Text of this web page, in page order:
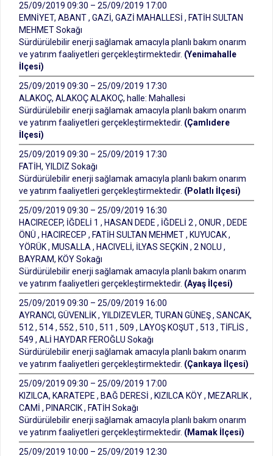
25/09/2019 09:30 – 25/09/2019 17:00
EMNİYET, ABANT , GAZİ, GAZİ MAHALLESİ , FATİH SULTAN
MEHMET Sokağı
Sürdürülebilir enerji sağlamak amacıyla planlı bakım onarım
ve yatırım faaliyetleri gerçekleştirmektedir. (Yenimahalle
İlçesi)
25/09/2019 09:30 – 25/09/2019 17:30
ALAKOÇ, ALAKOÇ ALAKOÇ, halle: Mahallesi
Sürdürülebilir enerji sağlamak amacıyla planlı bakım onarım
ve yatırım faaliyetleri gerçekleştirmektedir. (Çamlıdere
İlçesi)
25/09/2019 09:30 – 25/09/2019 17:30
FATİH, YILDIZ Sokağı
Sürdürülebilir enerji sağlamak amacıyla planlı bakım onarım
ve yatırım faaliyetleri gerçekleştirmektedir. (Polatlı İlçesi)
25/09/2019 09:30 – 25/09/2019 16:30
HACIRECEP, İĞDELİ 1 , HASAN DEDE , İĞDELİ 2 , ONUR , DEDE
ÖNÜ , HACIRECEP , FATİH SULTAN MEHMET , KUYUCAK ,
YÖRÜK , MUSALLA , HACIVELİ, İLYAS SEÇKİN , 2 NOLU ,
BAYRAM, KÖY Sokağı
Sürdürülebilir enerji sağlamak amacıyla planlı bakım onarım
ve yatırım faaliyetleri gerçekleştirmektedir. (Ayaş İlçesi)
25/09/2019 09:30 – 25/09/2019 16:00
AYRANCI, GÜVENLİK , YILDIZEVLER, TURAN GÜNEŞ , SANCAK,
512 , 514 , 552 , 510 , 511 , 509 , LAYOŞ KOŞUT , 513 , TİFLİS ,
549 , ALİ HAYDAR FEROĞLU Sokağı
Sürdürülebilir enerji sağlamak amacıyla planlı bakım onarım
ve yatırım faaliyetleri gerçekleştirmektedir. (Çankaya İlçesi)
25/09/2019 09:30 – 25/09/2019 17:00
KIZILCA, KARATEPE , BAĞ DERESİ , KIZILCA KÖY , MEZARLIK ,
CAMİ , PINARCIK , FATİH Sokağı
Sürdürülebilir enerji sağlamak amacıyla planlı bakım onarım
ve yatırım faaliyetleri gerçekleştirmektedir. (Mamak İlçesi)
25/09/2019 10:00 – 25/09/2019 12:30